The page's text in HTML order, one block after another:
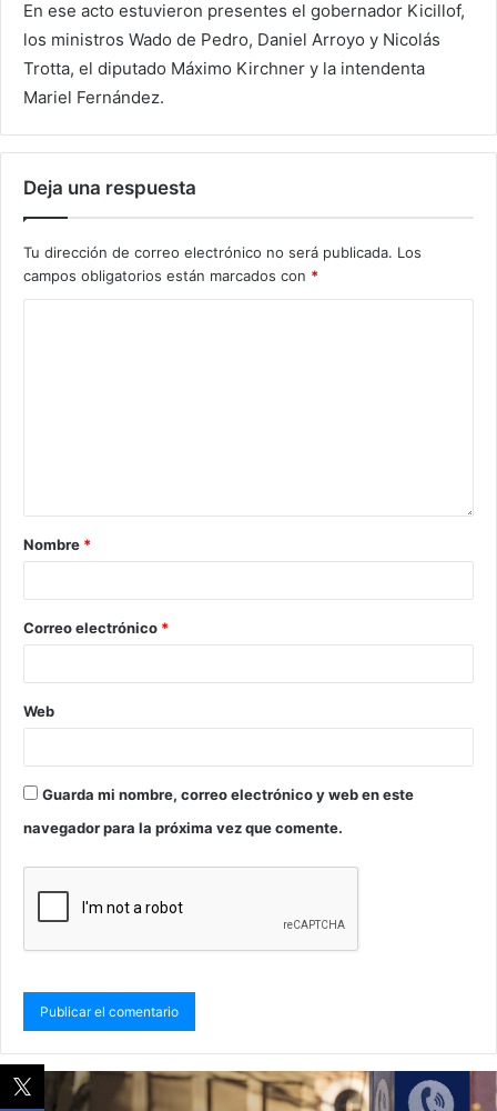
En ese acto estuvieron presentes el gobernador Kicillof,
los ministros Wado de Pedro, Daniel Arroyo y Nicolás
Trotta, el diputado Máximo Kirchner y la intendenta
Mariel Fernández.
Deja una respuesta
Tu dirección de correo electrónico no será publicada. Los
campos obligatorios están marcados con *
Nombre *
Correo electrónico *
Web
Guarda mi nombre, correo electrónico y web en este
navegador para la próxima vez que comente.